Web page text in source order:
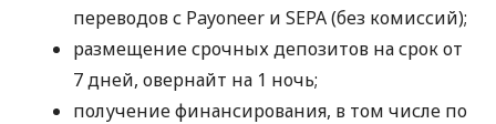
переводов с Payoneer и SEPA (без комиссий);
размещение срочных депозитов на срок от
7 дней, овернайт на 1 ночь;
получение финансирования, в том числе по